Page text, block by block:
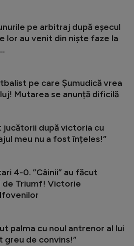
pe arbitraj după eșecul
lor au venit din niște faze la
pe care Șumudică vrea
Mutarea se anunță dificilă
jucătorii după victoria cu
meu nu a fost înțeles!”
4-0. ”Câinii” au făcut
Triumf! Victorie
palma cu noul antrenor al lui
greu de convins!”